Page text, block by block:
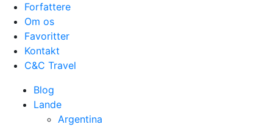
Forfattere
Om os
Favoritter
Kontakt
C&C Travel
Blog
Lande
Argentina